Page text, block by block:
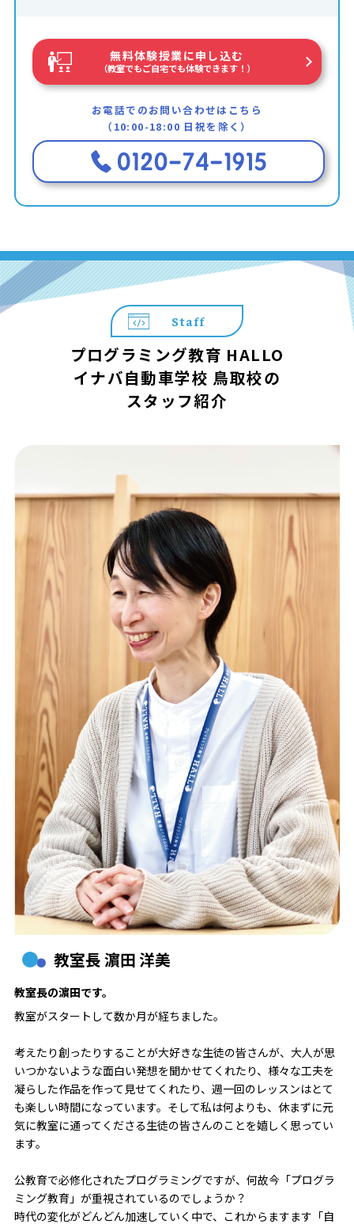
無料体験授業に申し込む
（教室でもご自宅でも体験できます！）
お電話でのお問い合わせはこちら
（10:00-18:00 日祝を除く）
Staff
プログラミング教育 HALLO
イナバ自動車学校 鳥取校の
スタッフ紹介
教室長 濵田 洋美
教室長の濵田です。
教室がスタートして数か月が経ちました。
考えたり創ったりすることが大好きな生徒の皆さんが、大人が思
いつかないような面白い発想を聞かせてくれたり、様々な工夫を
凝らした作品を作って見せてくれたり、週一回のレッスンはとて
も楽しい時間になっています。そして私は何よりも、休まずに元
気に教室に通ってくださる生徒の皆さんのことを嬉しく思ってい
ます。
公教育で必修化されたプログラミングですが、何故今「プログラ
ミング教育」が重視されているのでしょうか？
時代の変化がどんどん加速していく中で、これからますます「自